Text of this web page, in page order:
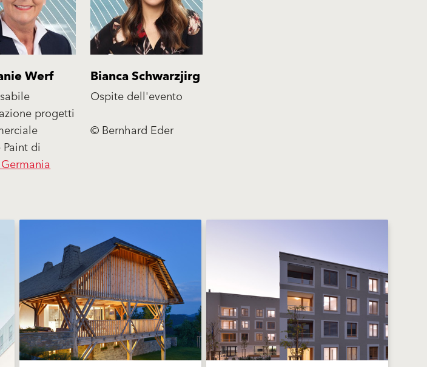
Werf Bianca Schwarzjirg
progetti
di
Ospite dell'evento
© Bernhard Eder